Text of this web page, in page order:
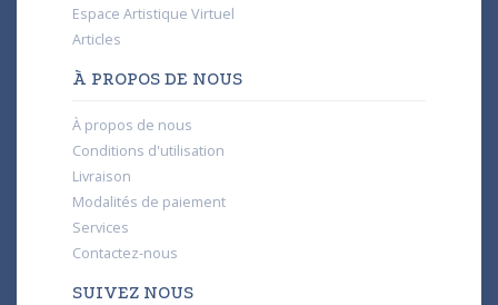
Espace Artistique Virtuel
Articles
À PROPOS DE NOUS
À propos de nous
Conditions d'utilisation
Livraison
Modalités de paiement
Services
Contactez-nous
SUIVEZ NOUS